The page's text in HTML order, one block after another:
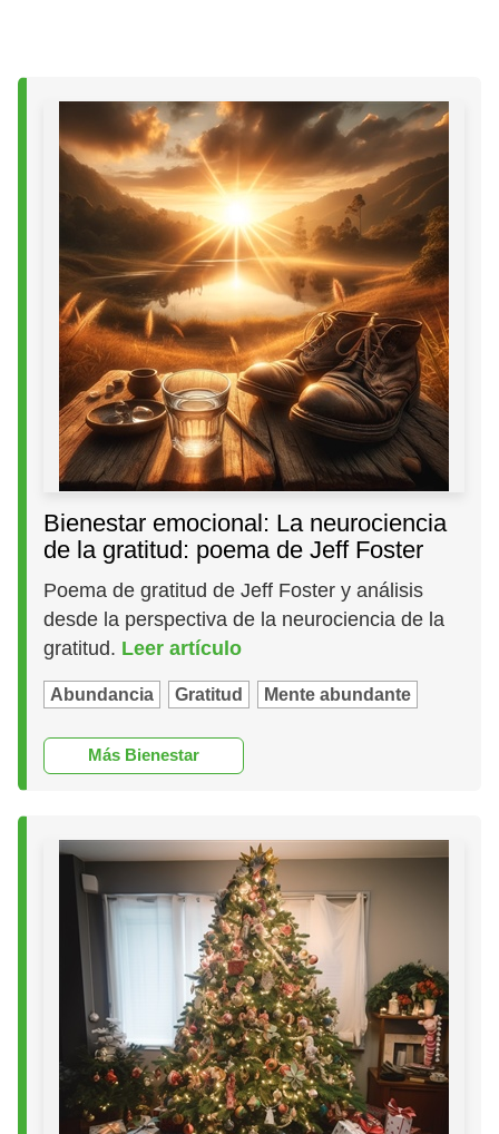
Bienestar emocional: La neurociencia
de la gratitud: poema de Jeff Foster
Poema de gratitud de Jeff Foster y análisis
desde la perspectiva de la neurociencia de la
gratitud. Leer artículo
Abundancia Gratitud Mente abundante
Más Bienestar